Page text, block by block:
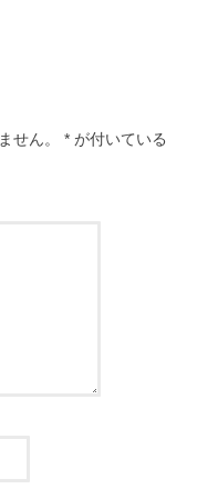
せん。 * が付いている